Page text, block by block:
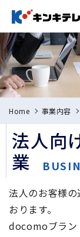
法人向
業
Home 事業内容
法人のお客様
おります。
docomoブラン